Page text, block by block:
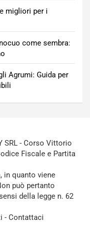
migliori per i
come sembra:
Agrumi: Guida per
SRL - Corso Vittorio
Fiscale e Partita
in quanto viene
può pertanto
della legge n. 62
- Contattaci